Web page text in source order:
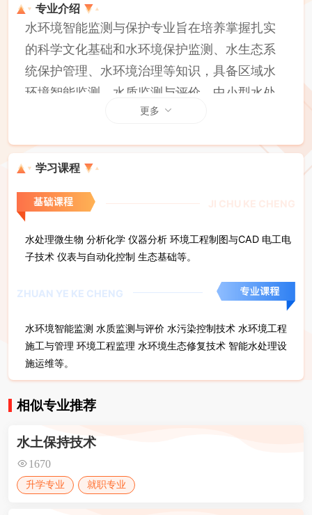
专业介绍
水环境智能监测与保护专业旨在培养掌握扎实
的科学文化基础和水环境保护监测、水生态系
统保护管理、水环境治理等知识，具备区域水
环境智能监测、水质监测与评价、中小型水处
理工程工艺设计、施工管理与监理、小型水生
与维护等能力的高素质技术技能人才。该专业
护、区域水环境监测、水质分析与检验、小型
水处理工程初步设计、施工管理与监理、小型
水生态修复工程施工与管理、智能水处理设施
运行与维护等工作。
更多
学习课程
JI CHU KE CHENG
水处理微生物 分析化学 仪器分析 环境工程制图与CAD 电工电
子技术 仪表与自动化控制 生态基础等。
ZHUAN YE KE CHENG
水环境智能监测 水质监测与评价 水污染控制技术 水环境工程
施工与管理 环境工程监理 水环境生态修复技术 智能水处理设
施运维等。
相似专业推荐
水土保持技术
1670
升学专业 就职专业